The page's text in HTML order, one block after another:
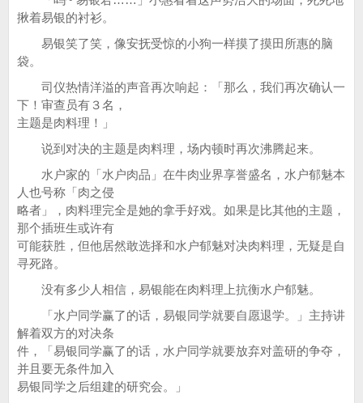
揪着易银的衬衫。
易银笑了笑，像安抚受惊的小狗一样摸了摸田所惠的脑
袋。
司仪热情洋溢的声音再次响起：「那么，我们再次确认一
下！审查员有３名，
主题是肉料理！」
说到对决的主题是肉料理，场内顿时再次沸腾起来。
水户家的「水户肉品」在牛肉业界享誉盛名，水户郁魅本
人也号称「肉之侵
略者」，肉料理完全是她的拿手好戏。如果是比其他的主题，
那个插班生或许有
可能获胜，但他居然敢选择和水户郁魅对决肉料理，无疑是自
寻死路。
没有多少人相信，易银能在肉料理上抗衡水户郁魅。
「水户同学赢了的话，易银同学就要自愿退学。」主持讲
解着双方的对决条
件，「易银同学赢了的话，水户同学就要放弃对盖研的争夺，
并且要无条件加入
易银同学之后组建的研究会。」